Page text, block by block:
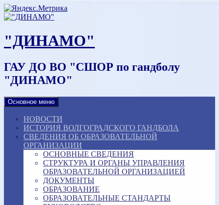
Наверх
"ДИНАМО"
ГАУ ДО ВО "СШОР по гандболу
"ДИНАМО"
Основное меню
НОВОСТИ
ИСТОРИЯ ВОЛГОГРАДСКОГО ГАНДБОЛА
СВЕДЕНИЯ ОБ ОБРАЗОВАТЕЛЬНОЙ
ОРГАНИЗАЦИИ
ОСНОВНЫЕ СВЕДЕНИЯ
СТРУКТУРА И ОРГАНЫ УПРАВЛЕНИЯ
ОБРАЗОВАТЕЛЬНОЙ ОРГАНИЗАЦИЕЙ
ДОКУМЕНТЫ
ОБРАЗОВАНИЕ
ОБРАЗОВАТЕЛЬНЫЕ СТАНДАРТЫ